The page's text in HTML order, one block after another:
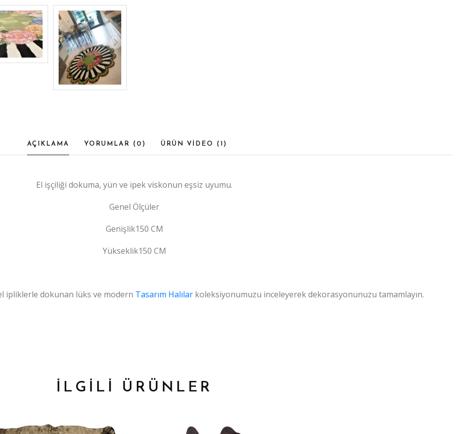
AÇIKLAMA YORUMLAR ( 0 ) ÜRÜN VİDEO ( 1 )
El işçiliği dokuma, yün ve ipek viskonun eşsiz uyumu.
Genel Ölçüler
Genişlik150 CM
Yükseklik150 CM
ipliklerle dokunan lüks ve modern Tasarım Halılar koleksiyonumuzu inceleyerek dekorasyonunuzu tamamlayın.
İLGİLİ ÜRÜNLER